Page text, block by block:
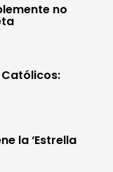
no
la ‘Estrella